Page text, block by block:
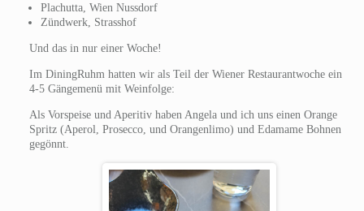
Plachutta, Wien Nussdorf
Zündwerk, Strasshof
Und das in nur einer Woche!
Im DiningRuhm hatten wir als Teil der Wiener Restaurantwoche ein
4-5 Gängemenü mit Weinfolge:
Als Vorspeise und Aperitiv haben Angela und ich uns einen Orange
Spritz (Aperol, Prosecco, und Orangenlimo) und Edamame Bohnen
gegönnt.